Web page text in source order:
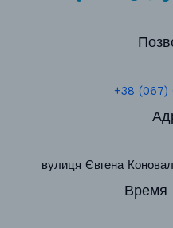
+38 (067)
вулиця Євгена
Время